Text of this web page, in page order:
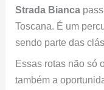
Strada Bianca
Toscana. É um
sendo parte das
Essas rotas não só
também a